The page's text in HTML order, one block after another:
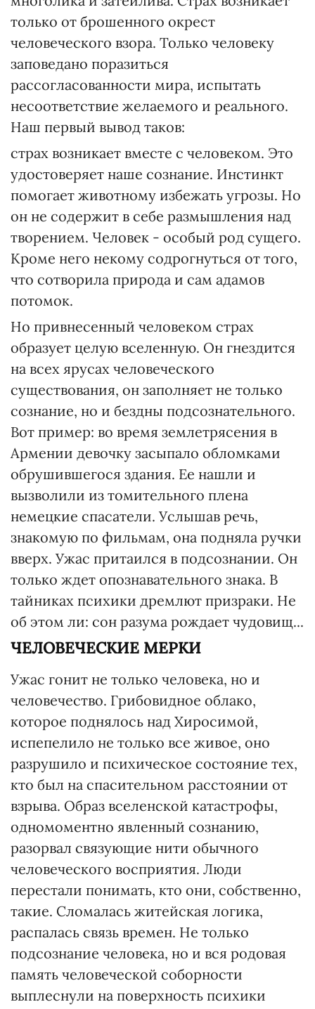
только от брошенного окрест
человеческого взора. Только человеку
заповедано поразиться
рассогласованности мира, испытать
несоответствие желаемого и реального.
Наш первый вывод таков:
страх возникает вместе с человеком. Это
удостоверяет наше сознание. Инстинкт
помогает животному избежать угрозы. Но
он не содержит в себе размышления над
творением. Человек - особый род сущего.
Кроме него некому содрогнуться от того,
что сотворила природа и сам адамов
потомок.
Но привнесенный человеком страх
образует целую вселенную. Он гнездится
на всех ярусах человеческого
существования, он заполняет не только
сознание, но и бездны подсознательного.
Вот пример: во время землетрясения в
Армении девочку засыпало обломками
обрушившегося здания. Ее нашли и
вызволили из томительного плена
немецкие спасатели. Услышав речь,
знакомую по фильмам, она подняла ручки
вверх. Ужас притаился в подсознании. Он
только ждет опознавательного знака. В
тайниках психики дремлют призраки. Не
об этом ли: сон разума рождает чудовищ...
ЧЕЛОВЕЧЕСКИЕ МЕРКИ
Ужас гонит не только человека, но и
человечество. Грибовидное облако,
которое поднялось над Хиросимой,
испепелило не только все живое, оно
разрушило и психическое состояние тех,
кто был на спасительном расстоянии от
взрыва. Образ вселенской катастрофы,
одномоментно явленный сознанию,
разорвал связующие нити обычного
человеческого восприятия. Люди
перестали понимать, кто они, собственно,
такие. Сломалась житейская логика,
распалась связь времен. Не только
подсознание человека, но и вся родовая
память человеческой соборности
выплеснули на поверхность психики